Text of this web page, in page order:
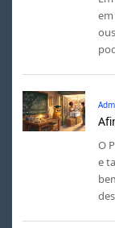
O
e